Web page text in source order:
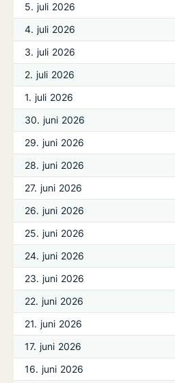
5. juli 2026
4. juli 2026
3. juli 2026
2. juli 2026
1. juli 2026
30. juni 2026
29. juni 2026
28. juni 2026
27. juni 2026
26. juni 2026
25. juni 2026
24. juni 2026
23. juni 2026
22. juni 2026
21. juni 2026
17. juni 2026
16. juni 2026